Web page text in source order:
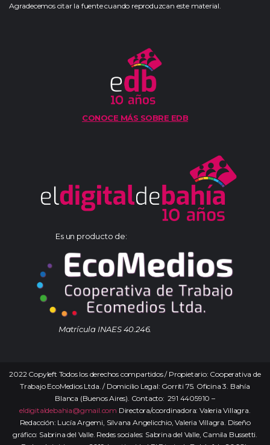
Agradecemos citar la fuente cuando reproduzcan este material.
CONOCE MÁS SOBRE EDB
Es un producto de:
Matrícula INAES 40.246.
2022 Copyleft Todos los derechos compartidos / Propietario: Cooperativa de
Trabajo EcoMedios Ltda. / Domicilio Legal: Gorriti 75. Oficina 3. Bahía
Blanca (Buenos Aires). Contacto: 291 4405910 –
eldigitaldebahia@gmail.com Directora/coordinadora: Valeria Villagra.
Redacción: Lucía Argemi, Silvana Angelicchio, Valeria Villagra. Diseño
gráfico: Sabrina del Valle. Redes sociales: Sabrina del Valle, Camila Bussetti.